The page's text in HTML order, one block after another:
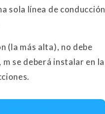
sola línea de conducción
(la más alta), no debe
se deberá instalar en la